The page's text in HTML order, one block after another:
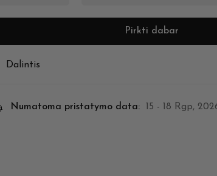
Pirkti dabar
Dalintis
Numatoma pristatymo data: 15 - 18 Rgp,